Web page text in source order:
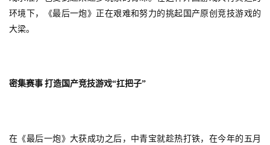
环境下，《最后一炮》正在艰难和努力的挑起国产原创竞技游戏的
大梁。
密集赛事 打造国产竞技游戏“扛把子”
在《最后一炮》大获成功之后，中青宝就趁热打铁，在今年的五月